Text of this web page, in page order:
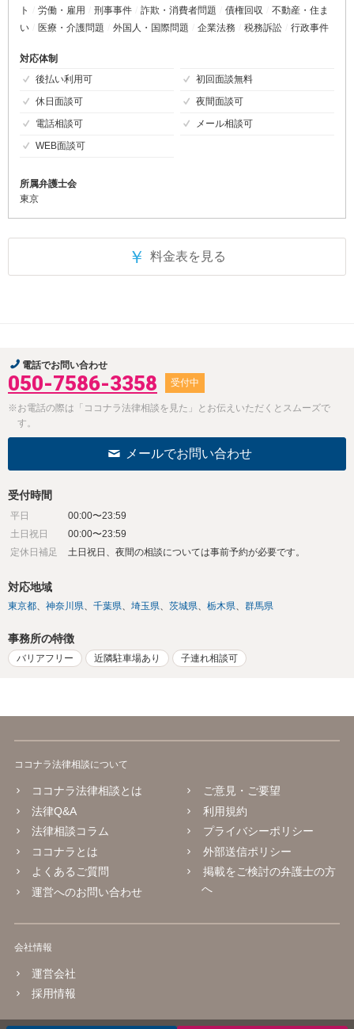
ト
労働・雇用 刑事事件 詐欺・消費者問題 債権回収
不動産・住ま
い
医療・介護問題 外国人・国際問題 企業法務 税務訴訟 行政事件
対応体制
後払い利用可
初回面談無料
休日面談可
夜間面談可
電話相談可
メール相談可
WEB面談可
所属弁護士会
東京
￥ 料金表を見る
電話でお問い合わせ
050-7586-3358 受付中
※お電話の際は「ココナラ法律相談を見た」とお伝えいただくとスムーズで
す。
メールでお問い合わせ
受付時間
平日
00:00〜23:59
土日祝日
00:00〜23:59
定休日補足
土日祝日、夜間の相談については事前予約が必要です。
対応地域
東京都 神奈川県 千葉県 埼玉県 茨城県 栃木県 群馬県
事務所の特徴
バリアフリー 近隣駐車場あり 子連れ相談可
ココナラ法律相談について
ココナラ法律相談とは
法律Q&A
法律相談コラム
ココナラとは
よくあるご質問
運営へのお問い合わせ
ご意見・ご要望
利用規約
プライバシーポリシー
外部送信ポリシー
掲載をご検討の弁護士の方
へ
会社情報
運営会社
採用情報